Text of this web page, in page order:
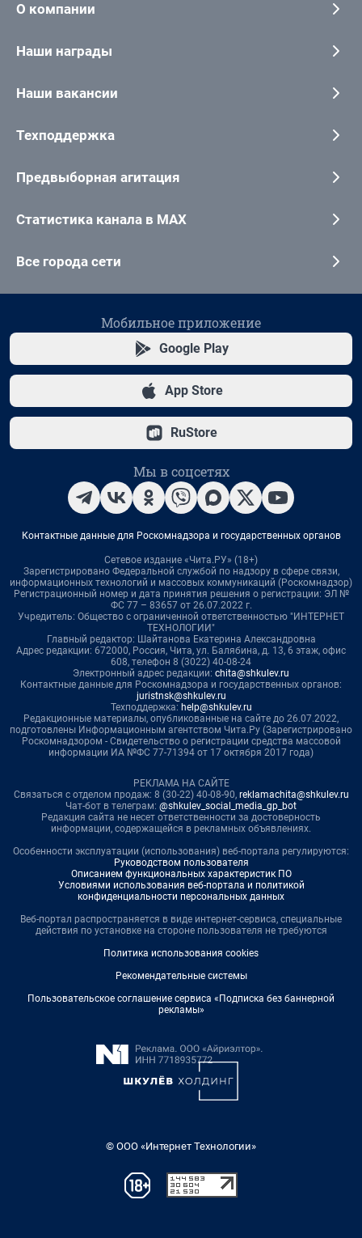
О компании
Наши награды
Наши вакансии
Техподдержка
Предвыборная агитация
Статистика канала в MAX
Все города сети
Мобильное приложение
Google Play
App Store
RuStore
Мы в соцсетях
Контактные данные для Роскомнадзора и государственных органов
Сетевое издание «Чита.РУ» (18+)
Зарегистрировано Федеральной службой по надзору в сфере связи,
информационных технологий и массовых коммуникаций (Роскомнадзор)
Регистрационный номер и дата принятия решения о регистрации: ЭЛ №
ФС 77 – 83657 от 26.07.2022 г.
Учредитель: Общество с ограниченной ответственностью "ИНТЕРНЕТ
ТЕХНОЛОГИИ"
Главный редактор: Шайтанова Екатерина Александровна
Адрес редакции: 672000, Россия, Чита, ул. Балябина, д. 13, 6 этаж, офис
608, телефон 8 (3022) 40-08-24
Электронный адрес редакции: chita@shkulev.ru
Контактные данные для Роскомнадзора и государственных органов:
juristnsk@shkulev.ru
Техподдержка: help@shkulev.ru
Редакционные материалы, опубликованные на сайте до 26.07.2022,
подготовлены Информационным агентством Чита.Ру (Зарегистрировано
Роскомнадзором - Свидетельство о регистрации средства массовой
информации ИА №ФС 77-71394 от 17 октября 2017 года)
РЕКЛАМА НА САЙТЕ
Связаться с отделом продаж: 8 (30-22) 40-08-90, reklamachita@shkulev.ru
Чат-бот в телеграм: @shkulev_social_media_gp_bot
Редакция сайта не несет ответственности за достоверность
информации, содержащейся в рекламных объявлениях.
Особенности эксплуатации (использования) веб-портала регулируются:
Руководством пользователя
Описанием функциональных характеристик ПО
Условиями использования веб-портала и политикой
конфиденциальности персональных данных
Веб-портал распространяется в виде интернет-сервиса, специальные
действия по установке на стороне пользователя не требуются
Политика использования cookies
Рекомендательные системы
Пользовательское соглашение сервиса «Подписка без баннерной
рекламы»
© ООО «Интернет Технологии»